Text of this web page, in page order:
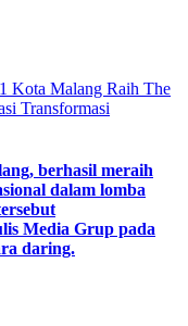
berhasil meraih
dalam lomba
Media Grup pada
daring.